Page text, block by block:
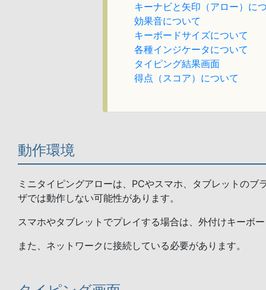
キーナビと矢印（アロー）に
効果音について
キーボードサイズについて
各種インジケータについて
タイピング結果画面
得点（スコア）について
動作環境
ミニタイピングアローは、PCやスマホ、タブレットの
ザでは動作しない可能性があります。
スマホやタブレットでプレイする場合は、外付けキーボ
また、ネットワークに接続している必要があります。